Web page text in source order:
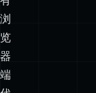
端
代
码
中
剔